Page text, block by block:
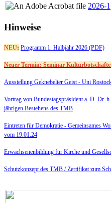
2026-1
Hinweise
NEU: Programm 1. Halbjahr 2026 (PDF)
Neuer Termin: Seminar
Ausstellung Geknebelter Geist - Uni
Vortrag von Bundestagspräsident a. D. Dr.
jährigen Bestehens des TMB
Eintreten für Demokratie - Gemeinsames
vom 19.01.24
Erwachsenenbildung für Kirche und
Schutzkonzept des TMB / Zertifikat zum